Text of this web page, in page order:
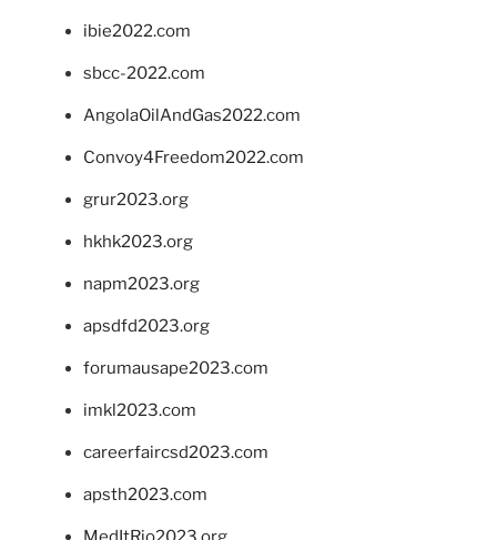
ibie2022.com
sbcc-2022.com
AngolaOilAndGas2022.com
Convoy4Freedom2022.com
grur2023.org
hkhk2023.org
napm2023.org
apsdfd2023.org
forumausape2023.com
imkl2023.com
careerfaircsd2023.com
apsth2023.com